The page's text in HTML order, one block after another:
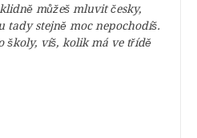
můžeš mluvit česky,
tady stejně moc nepochodíš.
školy, víš, kolik má ve třídě